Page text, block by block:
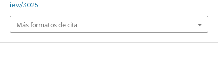
iew/3025
Más formatos de cita